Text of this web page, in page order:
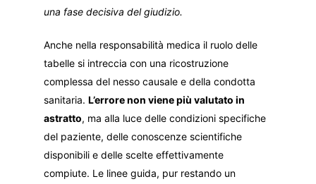
una fase decisiva del giudizio.
Anche nella responsabilità medica il ruolo delle
tabelle si intreccia con una ricostruzione
complessa del nesso causale e della condotta
sanitaria.L’errore non viene più valutato in
astratto, ma alla luce delle condizioni specifiche
del paziente, delle conoscenze scientifiche
disponibili e delle scelte effettivamente
compiute. Le linee guida, pur restando un